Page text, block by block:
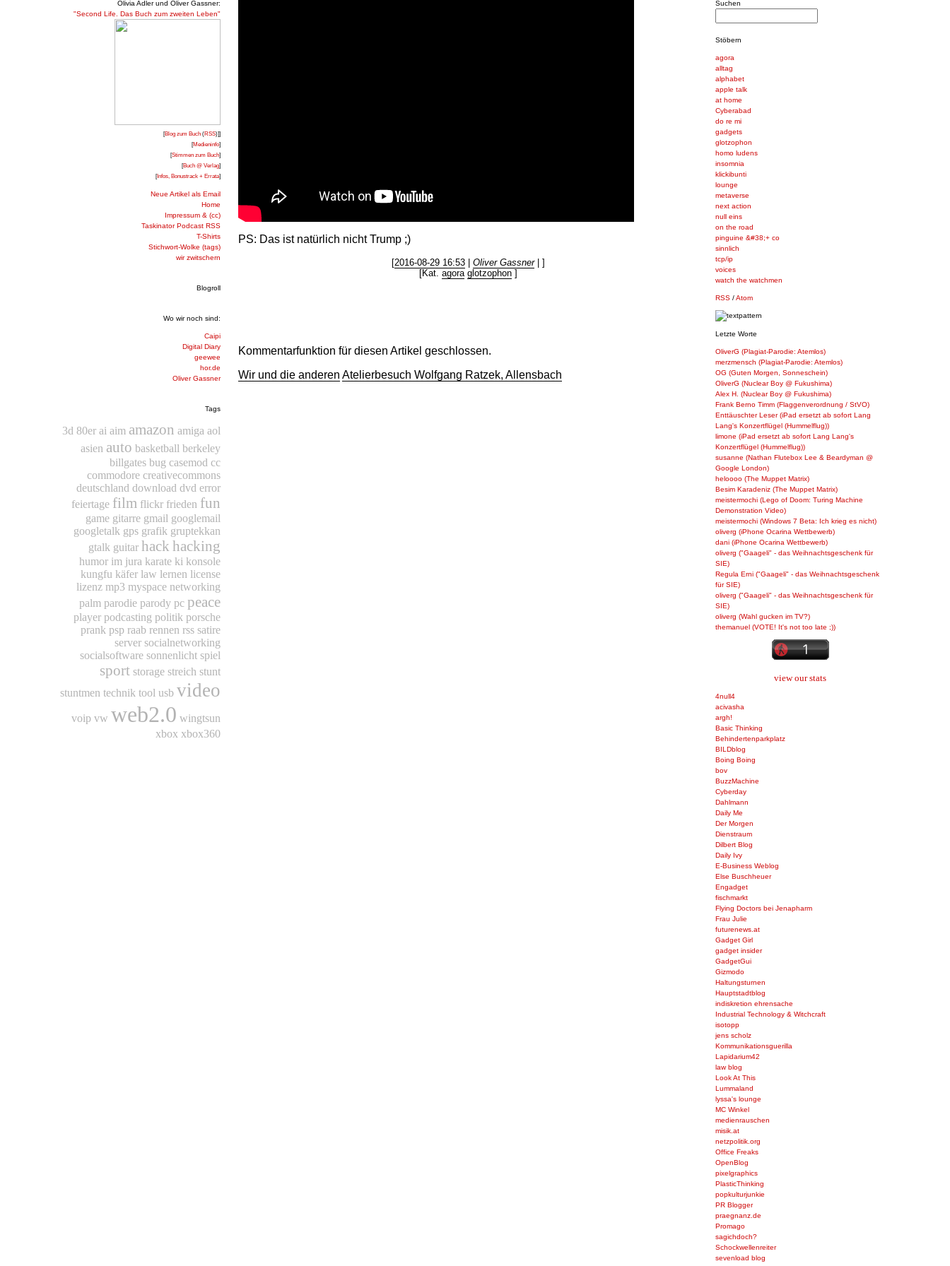
Olivia Adler und Oliver Gassner:
"Second Life. Das Buch zum zweiten Leben"
[Blog zum Buch (RSS)]]
[Medieninfo]
[Stimmen zum Buch]
[Buch @ Verlag]
[Infos, Bonustrack + Errata]
Neue Artikel als Email
Home
Impressum & (cc)
Taskinator Podcast RSS
T-Shirts
Stichwort-Wolke (tags)
wir zwitschern
Blogroll
Wo wir noch sind:
Caipi
Digital Diary
geewee
hor.de
Oliver Gassner
Tags
3d 80er ai aim amazon amiga aol
asien auto basketball berkeley
billgates bug casemod cc
commodore creativecommons
deutschland download dvd error
feiertage film flickr frieden fun
game gitarre gmail googlemail
googletalk gps grafik gruptekkan
gtalk guitar hack hacking
humor im jura karate ki konsole
kungfu käfer law lernen license
lizenz mp3 myspace networking
palm parodie parody pc peace
player podcasting politik porsche
prank psp raab rennen rss satire
server socialnetworking
socialsoftware sonnenlicht spiel
sport storage streich stunt
stuntmen technik tool usb video
voip vw web2.0 wingtsun
xbox xbox360
Suchen
Stöbern
agora
alltag
alphabet
apple talk
at home
Cyberabad
do re mi
gadgets
glotzophon
homo ludens
insomnia
klickibunti
lounge
metaverse
next action
null eins
on the road
pinguine &#38;+ co
sinnlich
tcp/ip
voices
watch the watchmen
RSS /Atom
Letzte Worte
OliverG (Plagiat-Parodie: Atemlos)
merzmensch (Plagiat-Parodie: Atemlos)
OG (Guten Morgen, Sonneschein)
OliverG (Nuclear Boy @ Fukushima)
Alex H. (Nuclear Boy @ Fukushima)
Frank Berno Timm (Flaggenverordnung / StVO)
Enttäuschter Leser (iPad ersetzt ab sofort Lang
Lang's Konzertflügel (Hummelflug))
limone (iPad ersetzt ab sofort Lang Lang's
Konzertflügel (Hummelflug))
susanne (Nathan Flutebox Lee & Beardyman @
Google London)
heloooo (The Muppet Matrix)
Besim Karadeniz (The Muppet Matrix)
meistermochi (Lego of Doom: Turing Machine
Demonstration Video)
meistermochi (Windows 7 Beta: Ich krieg es nicht)
oliverg (iPhone Ocarina Wettbewerb)
dani (iPhone Ocarina Wettbewerb)
oliverg ("Gaageli" - das Weihnachtsgeschenk für
SIE)
Regula Erni ("Gaageli" - das Weihnachtsgeschenk
für SIE)
oliverg ("Gaageli" - das Weihnachtsgeschenk für
SIE)
oliverg (Wahl gucken im TV?)
themanuel (VOTE! It's not too late ;))
view our stats
4null4
acivasha
argh!
Basic Thinking
Behindertenparkplatz
BILDblog
Boing Boing
bov
BuzzMachine
Cyberday
Dahlmann
Daily Me
Der Morgen
Dienstraum
Dilbert Blog
Daily Ivy
E-Business Weblog
Else Buschheuer
Engadget
fischmarkt
Flying Doctors bei Jenapharm
Frau Julie
futurenews.at
Gadget Girl
gadget insider
GadgetGui
Gizmodo
Haltungsturnen
Hauptstadtblog
indiskretion ehrensache
Industrial Technology & Witchcraft
isotopp
jens scholz
Kommunikationsguerilla
Lapidarium42
law blog
Look At This
Lummaland
lyssa's lounge
MC Winkel
medienrauschen
misik.at
netzpolitik.org
Office Freaks
OpenBlog
pixelgraphics
PlasticThinking
popkulturjunkie
PR Blogger
praegnanz.de
Promago
sagichdoch?
Schockwellenreiter
sevenload blog
PS: Das ist natürlich nicht Trump ;)
[2016-08-29 16:53| Oliver Gassner| ]
[Kat. agora glotzophon]
Kommentarfunktion für diesen Artikel geschlossen.
Wir und die anderen Atelierbesuch Wolfgang Ratzek, Allensbach